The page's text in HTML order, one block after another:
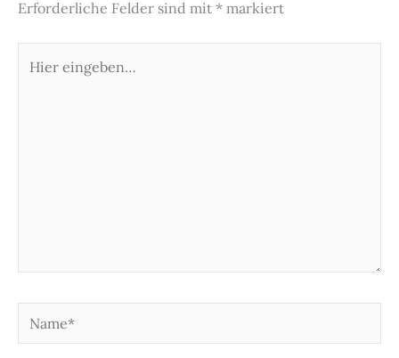
Erforderliche Felder sind mit * markiert
eingeben…
Name*